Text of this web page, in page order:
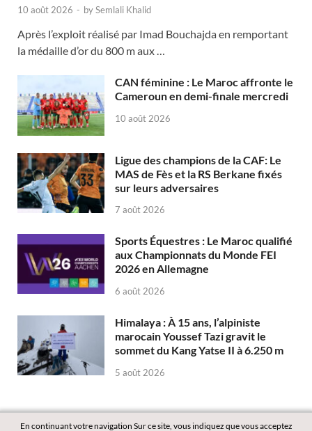
10 août 2026 - bySemlali Khalid
Après l’exploit réalisé par Imad Bouchajda en remportant
la médaille d’or du 800 m aux …
CAN féminine : Le Maroc affronte le
Cameroun en demi-finale mercredi
10 août 2026
Ligue des champions de la CAF: Le
MAS de Fès et la RS Berkane fixés
sur leurs adversaires
7 août 2026
Sports Équestres : Le Maroc qualifié
aux Championnats du Monde FEI
2026 en Allemagne
6 août 2026
Himalaya : À 15 ans, l’alpiniste
marocain Youssef Tazi gravit le
sommet du Kang Yatse II à 6.250 m
5 août 2026
En continuant votre navigation Sur ce site, vous indiquez que vous acceptez